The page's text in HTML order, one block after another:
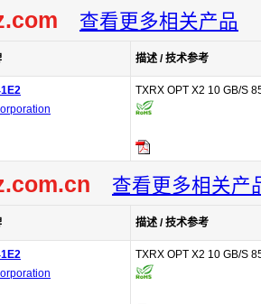
查看更多相关产品
描述 / 技术参考
TXRX OPT X2 10 GB/S
查看更多相关产
描述 / 技术参考
TXRX OPT X2 10 GB/S